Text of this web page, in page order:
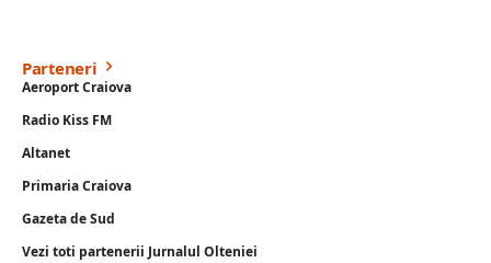
Parteneri
Aeroport Craiova
Radio Kiss FM
Altanet
Primaria Craiova
Gazeta de Sud
Vezi toti partenerii Jurnalul Olteniei